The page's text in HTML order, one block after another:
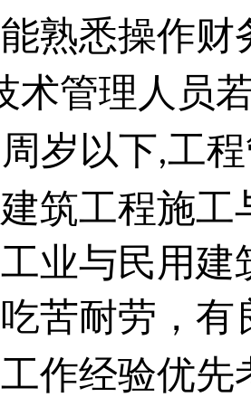
熟悉操作
术管理人员
周岁以下,工
筑工程施
业与民用
苦耐劳，
作经验优先